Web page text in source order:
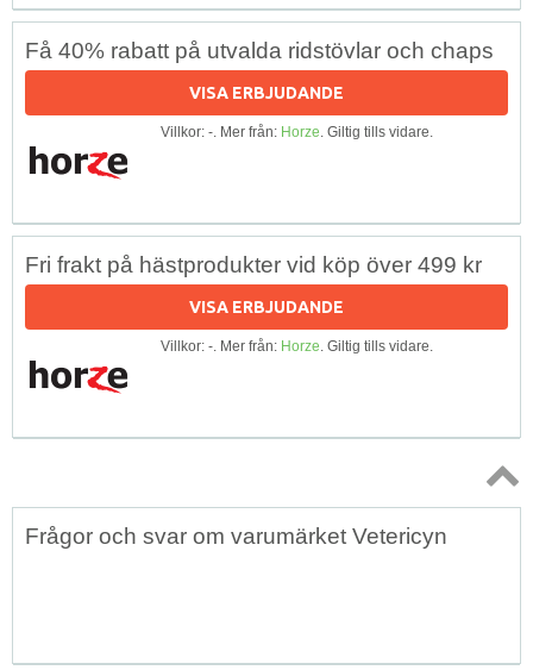
Få 40% rabatt på utvalda ridstövlar och chaps
VISA ERBJUDANDE
Villkor: -. Mer från: Horze. Giltig tills vidare.
Fri frakt på hästprodukter vid köp över 499 kr
VISA ERBJUDANDE
Villkor: -. Mer från: Horze. Giltig tills vidare.
Topp
Frågor och svar om varumärket Vetericyn